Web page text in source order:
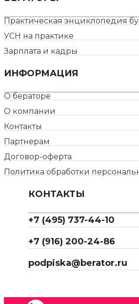
Практическая энциклопедия
УСН на практике
Зарплата и кадры
ИНФОРМАЦИЯ
О бераторе
О компании
Контакты
Партнерам
Договор-оферта
Политика обработки
КОНТАКТЫ
+7 (495) 737-44-10
+7 (916) 200-24-86
podpiska@berator.ru